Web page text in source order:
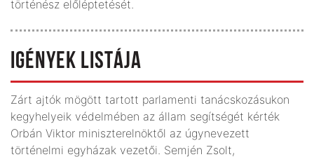
történész előléptetését.
IGÉNYEK LISTÁJA
Zárt ajtók mögött tartott parlamenti tanácskozásukon
kegyhelyeik védelmében az állam segítségét kérték
Orbán Viktor miniszterelnöktől az úgynevezett
történelmi egyházak vezetői. Semjén Zsolt,